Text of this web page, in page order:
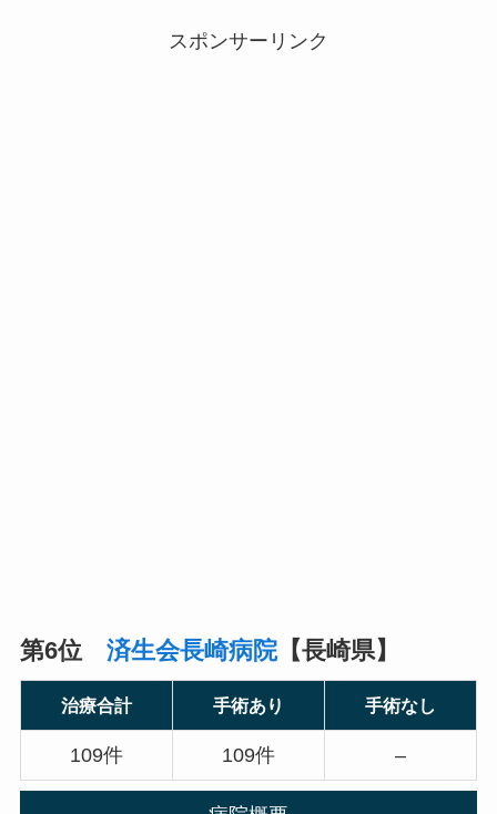
スポンサーリンク
第6位 済生会長崎病院【長崎県】
治療合計 手術あり 手術なし
109件 109件 –